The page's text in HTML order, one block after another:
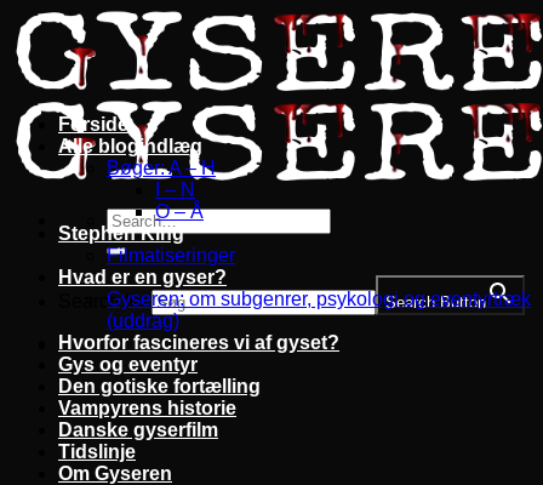
Fortsæt
til
indhold
Search for: Search Button
Forside
Alle blogindlæg
Bøger: A – H
I – N
O – Å
Stephen King
Filmatiseringer
Hvad er en gyser?
Gyseren: om subgenrer, psykologi og eventyrtræk
(uddrag)
Hvorfor fascineres vi af gyset?
Gys og eventyr
Den gotiske fortælling
Vampyrens historie
Danske gyserfilm
Tidslinje
Om Gyseren